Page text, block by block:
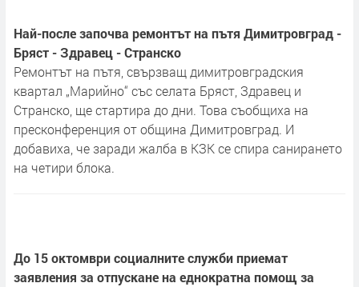
Най-после започва ремонтът на пътя Димитровград -
Бряст - Здравец - Странско
Ремонтът на пътя, свързващ димитровградския
квартал „Марийно“ със селата Бряст, Здравец и
Странско, ще стартира до дни. Това съобщиха на
пресконференция от община Димитровград. И
добавиха, че заради жалба в КЗК се спира санирането
на четири блока.
До 15 октомври социалните служби приемат
заявления за отпускане на еднократна помощ за